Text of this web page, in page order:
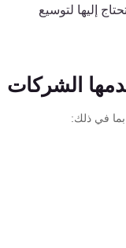
إليها لتوسيع
الشركات
في ذلك: